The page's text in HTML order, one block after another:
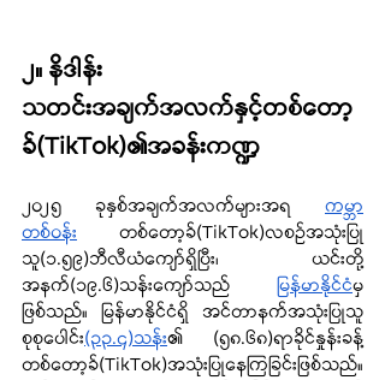
၂။ နိဒါန်း
သတင်းအချက်အလက်နှင့်တစ်တော့
ခ်(TikTok)၏အခန်းကဏ္ဍ
၂၀၂၅ ခုနှစ်အချက်အလက်များအရ ကမ္ဘာ
တစ်ဝန်း တစ်တော့ခ်(TikTok)လစဉ်အသုံးပြု
သူ(၁.၅၉)ဘီလီယံကျော်ရှိပြီး၊ ယင်းတို့
အနက်(၁၉.၆)သန်းကျော်သည် မြန်မာနိုင်ငံမှ
ဖြစ်သည်။ မြန်မာနိုင်ငံရှိ အင်တာနက်အသုံးပြုသူ
စုစုပေါင်း(၃၃.၄)သန်း၏ (၅၈.၆၈)ရာခိုင်နှုန်းခန့်
တစ်တော့ခ်(TikTok)အသုံးပြုနေကြခြင်းဖြစ်သည်။